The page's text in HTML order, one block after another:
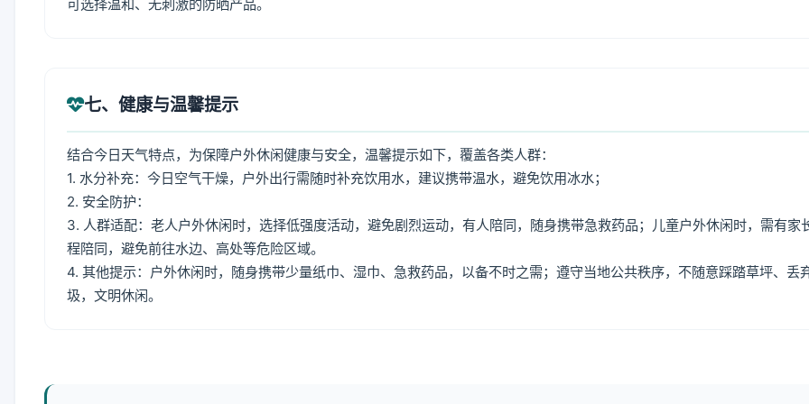
可选择温和、无刺激的防晒产品。
七、健康与温馨提示
结合今日天气特点，为保障户外休闲健康与安全，温馨提示如下，覆盖各类人群：
1. 水分补充：今日空气干燥，户外出行需随时补充饮用水，建议携带温水，避免饮用冰水；
2. 安全防护：
3. 人群适配：老人户外休闲时，选择低强度活动，避免剧烈运动，有人陪同，随身携带急救药品；儿童户外休闲时，需有家
程陪同，避免前往水边、高处等危险区域。
4. 其他提示：户外休闲时，随身携带少量纸巾、湿巾、急救药品，以备不时之需；遵守当地公共秩序，不随意踩踏草坪、丢
圾，文明休闲。